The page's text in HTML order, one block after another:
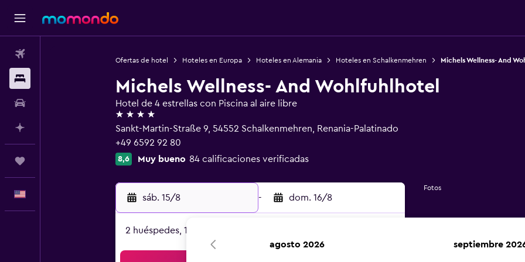
Ofertas de hotel Hoteles en Europa Hoteles en Alemania Hoteles en Schalkenmehren Michels Wellness- And
Michels Wellness- And Wohlfuhlhotel
Hotel de 4 estrellas con Piscina al aire libre
4 estrellas
Sankt-Martin-Straße 9, 54552 Schalkenmehren, Renania-Palatinado
+49 6592 92 80
8,6 Muy bueno 84 calificaciones verificadas
sáb. 15/8 - dom. 16/8
2 huéspedes, 1 habitación
Fotos
agosto 2026 septiembre